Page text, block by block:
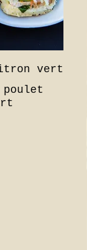
vert